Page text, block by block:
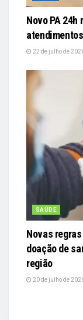
Novo PA 24h
22 de julho de
SAÚDE
Novas
doação de
região
20 de julho de